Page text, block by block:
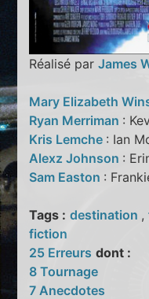
Réalisé parJames
Mary Elizabeth
Ryan Merriman :
Kris Lemche : Ian
Alexz Johnson :
Sam Easton :
Tags : destination ,
fiction
25 Erreurs dont :
8 Tournage
7 Anecdotes